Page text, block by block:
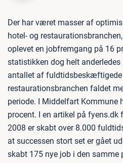
Der har været masser af
hotel- og
oplevet en jobfremgang på 16
statistikken dog helt
antallet af fuldtidsbeskæftigede
restaurationsbranchen faldet
periode. I Middelfart Kommune
procent. I en artikel på fyens.dk
2008 er skabt over 8.000
at successen stort set er gået
skabt 175 nye job i den samme